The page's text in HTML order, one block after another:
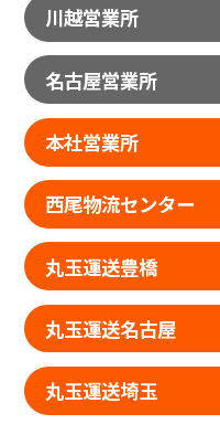
川越営業所
名古屋営業所
本社営業所
西尾物流センター
丸玉運送豊橋
丸玉運送名古屋
丸玉運送埼玉